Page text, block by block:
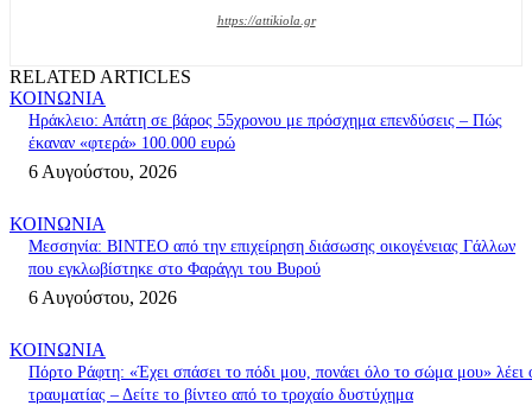
https://attikiola.gr
RELATED ARTICLES
ΚΟΙΝΩΝΙΑ
Ηράκλειο: Απάτη σε βάρος 55χρονου με πρόσχημα επενδύσεις – Πώς
έκαναν «φτερά» 100.000 ευρώ
6 Αυγούστου, 2026
ΚΟΙΝΩΝΙΑ
Μεσσηνία: BINTEO από την επιχείρηση διάσωσης οικογένειας Γάλλων
που εγκλωβίστηκε στο Φαράγγι του Βυρού
6 Αυγούστου, 2026
ΚΟΙΝΩΝΙΑ
Πόρτο Ράφτη: «Έχει σπάσει το πόδι μου, πονάει όλο το σώμα μου» λέει
τραυματίας – Δείτε το βίντεο από το τροχαίο δυστύχημα